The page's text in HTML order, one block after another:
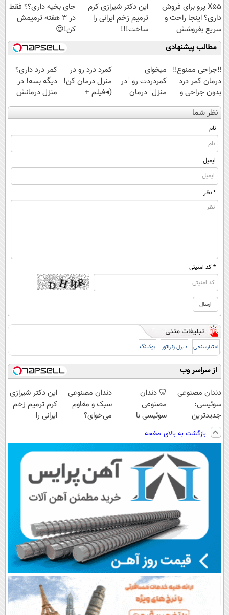
قسطی
X55 پرو برای فروش
داری؟ اینجا راحت و
سریع بفروشش
این دکتر شیرازی کرم
ترمیم زخم ایرانی را
ساخت!!!
جای بخیه داری؟؟ فقط
در 3 هفته ترمیمش
کن!😍
مطالب پیشنهادی
‼️جراحی ممنوع‼️
درمان کمر درد
بدون جراحی و
دوره نقاهت
میخوای
کمردردت رو "در
منزل" درمان
کنی؟ (◂فیلم +
◂پرسش‌نامه)
کمرد درد رو در
منزل درمان کن!
(◂فیلم +
پرسش‌نامه)
کمر درد داری؟
دیگه بسه! در
منزل درمانش
کن
(◀پرسش‌نامه)
نظر شما
نام
ایمیل
* نظر
* کد امنیتی
اعتبارسنجی دیزل ژنراتور بوکینگ
از سراسر وب
دندان مصنوعی
سوئیسی:
جدیدترین
فناوری اروپا،
سبک و مقاوم |
پرداخت قسطی
🦷 دندان
مصنوعی
سوئیسی با
دیجیتال |
پرداخت در 4
قسط |📍 تهران
دندان مصنوعی
سبک و مقاوم
می‌خوای؟
📍تهران
این دکتر شیرازی
کرم ترمیم زخم
ایرانی را
بازگشت به بالای صفحه